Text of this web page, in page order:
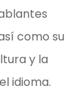
como su
y la
idioma.